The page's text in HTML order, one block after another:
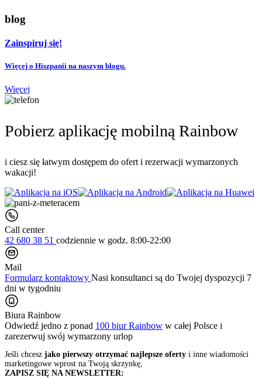
blog
Zainspiruj się!
Więcej o Hiszpanii na naszym blogu.
Więcej
Pobierz aplikację mobilną Rainbow
i ciesz się łatwym dostępem do ofert i rezerwacji wymarzonych
wakacji!
Call center
42 680 38 51 codziennie w godz. 8:00-22:00
Mail
Formularz kontaktowy Nasi konsultanci są do Twojej dyspozycji 7
dni w tygodniu
Biura Rainbow
Odwiedź jedno z ponad 100 biur Rainbow w całej Polsce i
zarezerwuj swój wymarzony urlop
Jeśli chcesz jako pierwszy otrzymać najlepsze oferty i inne wiadomości
marketingowe wprost na Twoją skrzynkę,
ZAPISZ SIĘ NA NEWSLETTER: